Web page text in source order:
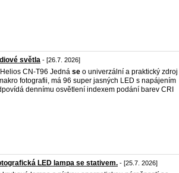
světla - [26.7. 2026]
CN-T96 Jedná se o univerzální a praktický zdroj
fotografii, má 96 super jasných LED s napájením
dennímu osvětlení indexem podání barev CRI
LED lampa se stativem. - [25.7. 2026]